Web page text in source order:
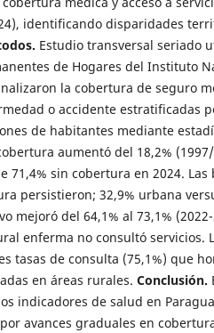
identificando disparidades
Estudio transversal seriado
de Hogares del Instituto
la cobertura de seguro
o accidente estratificadas
de habitantes mediante
aumentó del 18,2%
71,4% sin cobertura en 2024. Las
persistieron; 32,9% urbana
mejoró del 64,1% al 73,1%
enferma no consultó servicios.
tasas de consulta (75,1%) que
en áreas rurales. Conclusión.
indicadores de salud en
avances graduales en